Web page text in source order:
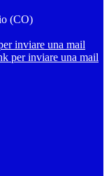
(CO)
inviare una mail
per inviare una mail